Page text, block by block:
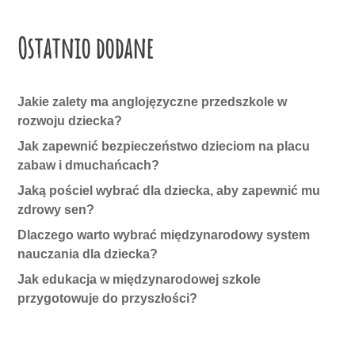
Ostatnio dodane
Jakie zalety ma anglojęzyczne przedszkole w
rozwoju dziecka?
Jak zapewnić bezpieczeństwo dzieciom na placu
zabaw i dmuchańcach?
Jaką pościel wybrać dla dziecka, aby zapewnić mu
zdrowy sen?
Dlaczego warto wybrać międzynarodowy system
nauczania dla dziecka?
Jak edukacja w międzynarodowej szkole
przygotowuje do przyszłości?